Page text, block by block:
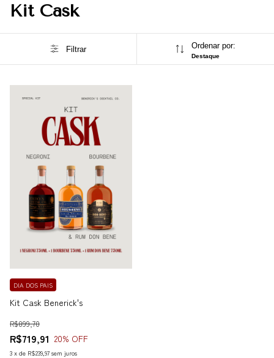
Kit Cask
Filtrar Ordenar por:
Destaque
Kit Cask Benerick's
R$719,91
R$899,70
20% OFF
3 x de R$239,97 sem juros
DIA DOS PAIS